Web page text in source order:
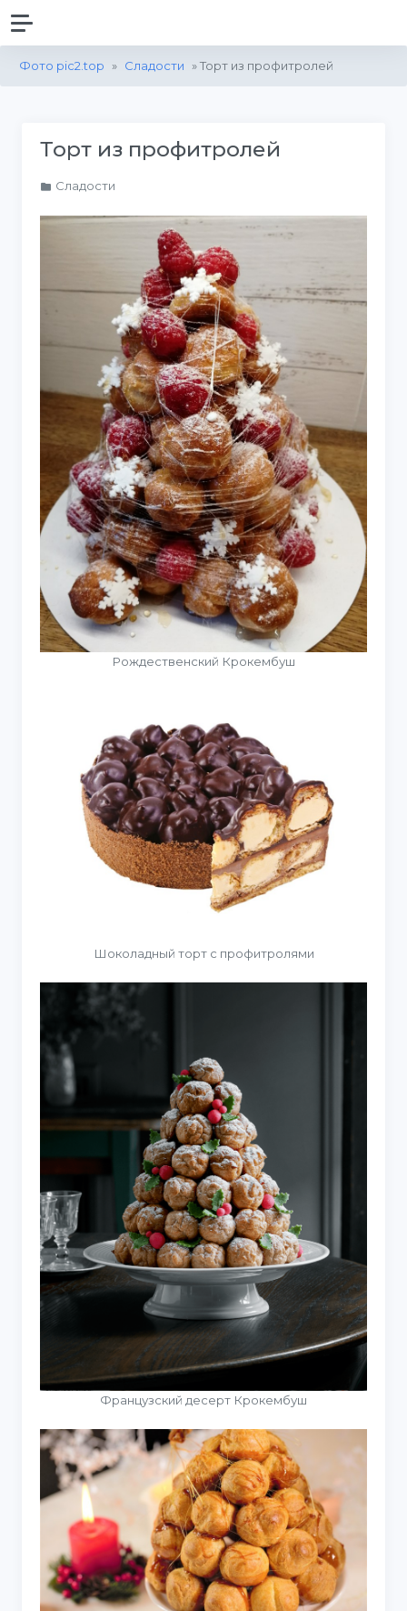
Фото pic2.top » Сладости » Торт из профитролей
Торт из профитролей
Сладости
Рождественский Крокембуш
Шоколадный торт с профитролями
Французский десерт Крокембуш